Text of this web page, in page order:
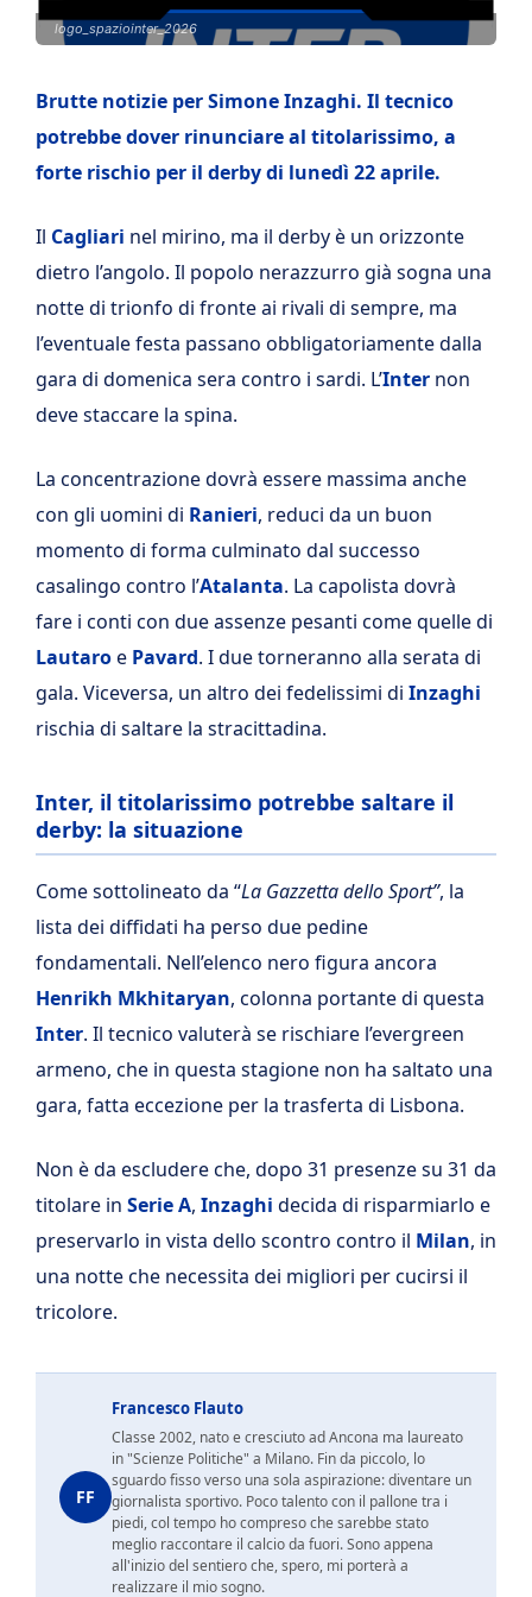
logo_spaziointer_2026
Brutte notizie per Simone Inzaghi. Il tecnico
potrebbe dover rinunciare al titolarissimo, a
forte rischio per il derby di lunedì 22 aprile.
Il Cagliari nel mirino, ma il derby è un orizzonte
dietro l’angolo. Il popolo nerazzurro già sogna una
notte di trionfo di fronte ai rivali di sempre, ma
l’eventuale festa passano obbligatoriamente dalla
gara di domenica sera contro i sardi. L’Inter non
deve staccare la spina.
La concentrazione dovrà essere massima anche
con gli uomini di Ranieri, reduci da un buon
momento di forma culminato dal successo
casalingo contro l’Atalanta. La capolista dovrà
fare i conti con due assenze pesanti come quelle di
Lautaroe Pavard. I due torneranno alla serata di
gala. Viceversa, un altro dei fedelissimi di Inzaghi
rischia di saltare la stracittadina.
Inter, il titolarissimo potrebbe saltare il
derby: la situazione
Come sottolineato da “La Gazzetta dello Sport”, la
lista dei diffidati ha perso due pedine
fondamentali. Nell’elenco nero figura ancora
Henrikh Mkhitaryan, colonna portante di questa
Inter. Il tecnico valuterà se rischiare l’evergreen
armeno, che in questa stagione non ha saltato una
gara, fatta eccezione per la trasferta di Lisbona.
Non è da escludere che, dopo 31 presenze su 31 da
titolare in Serie A, Inzaghi decida di risparmiarlo e
preservarlo in vista dello scontro contro il Milan, in
una notte che necessita dei migliori per cucirsi il
tricolore.
FF
Francesco Flauto
Classe 2002, nato e cresciuto ad Ancona ma laureato
in "Scienze Politiche" a Milano. Fin da piccolo, lo
sguardo fisso verso una sola aspirazione: diventare un
giornalista sportivo. Poco talento con il pallone tra i
piedi, col tempo ho compreso che sarebbe stato
meglio raccontare il calcio da fuori. Sono appena
all'inizio del sentiero che, spero, mi porterà a
realizzare il mio sogno.